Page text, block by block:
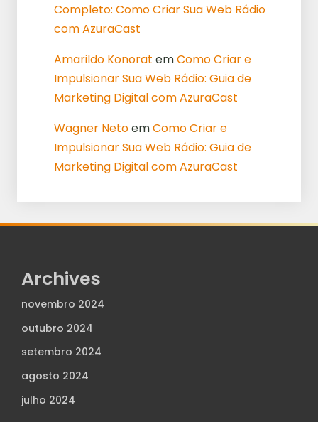
Completo: Como Criar Sua Web Rádio
com AzuraCast
Amarildo Konorat emComo Criar e
Impulsionar Sua Web Rádio: Guia de
Marketing Digital com AzuraCast
Wagner NetoemComo Criar e
Impulsionar Sua Web Rádio: Guia de
Marketing Digital com AzuraCast
Archives
novembro 2024
outubro 2024
setembro 2024
agosto 2024
julho 2024